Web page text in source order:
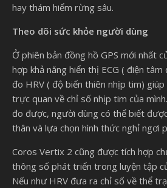
hay thám hiểm rừng sâu.
Theo dõi sức khỏe người dùng
Ở phiên bản đồng hồ GPS mới nhất
hợp khả năng hiển thị ECG ( điện
đo HRV ( độ biến thiên nhịp tim)
trực quan về chỉ số nhịp tim của
đo được, người dùng có thể biết
thân và lựa chọn hình thức nghỉ ngơi
Coros Vertix 2 cũng được tích hợp
thông số phát triển trong luyện tập
Nếu như HRV đưa ra chỉ số về thể